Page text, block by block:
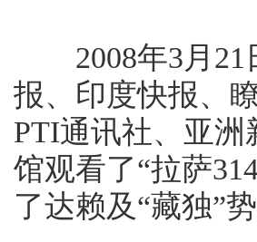
2008年3月21
报、印度快报、
PTI通讯社、亚
馆观看了“拉萨
了达赖及“藏独”